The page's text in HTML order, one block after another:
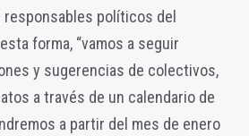
responsables políticos del
forma, “vamos a seguir
y sugerencias de colectivos,
a través de un calendario de
a partir del mes de enero